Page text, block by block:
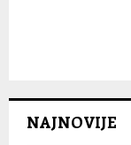
NAJNOVIJE